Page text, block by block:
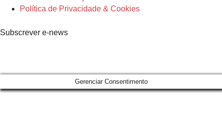
Política de Privacidade & Cookies
Subscrever e-news
Gerenciar Consentimento